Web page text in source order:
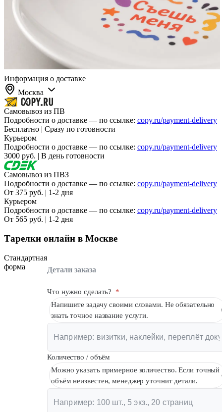
Информация о доставке
Москва
Самовывоз из ПВ
Подробности о доставке — по ссылке: copy.ru/payment-delivery
Бесплатно | Сразу по готовности
Курьером
Подробности о доставке — по ссылке: copy.ru/payment-delivery
3000 руб. | В день готовности
Самовывоз из ПВЗ
Подробности о доставке — по ссылке: copy.ru/payment-delivery
От 375 руб. | 1-2 дня
Курьером
Подробности о доставке — по ссылке: copy.ru/payment-delivery
От 565 руб. | 1-2 дня
Тарелки онлайн в Москве
Стандартная
форма
Детали заказа
Что нужно сделать?
*
Напишите задачу своими словами. Не обязательно
знать точное название услуги.
Количество / объём
Можно указать примерное количество. Если точный
объём неизвестен, менеджер уточнит детали.